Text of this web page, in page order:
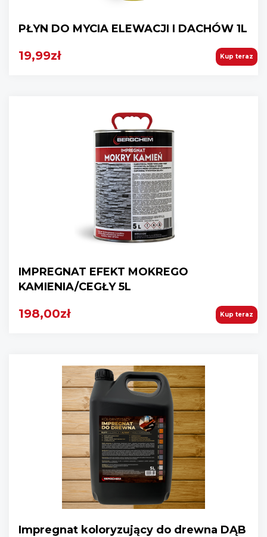
PŁYN DO MYCIA ELEWACJI I DACHÓW 1L
19,99zł Kup teraz
IMPREGNAT EFEKT MOKREGO
KAMIENIA/CEGŁY 5L
198,00zł Kup teraz
Impregnat koloryzujący do drewna DĄB